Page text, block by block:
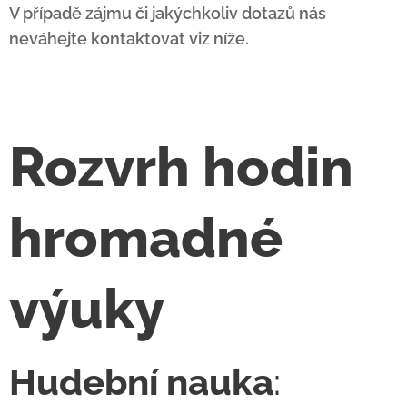
V případě zájmu či jakýchkoliv dotazů nás
neváhejte kontaktovat viz níže.
Rozvrh hodin
hromadné
výuky
Hudební nauka: